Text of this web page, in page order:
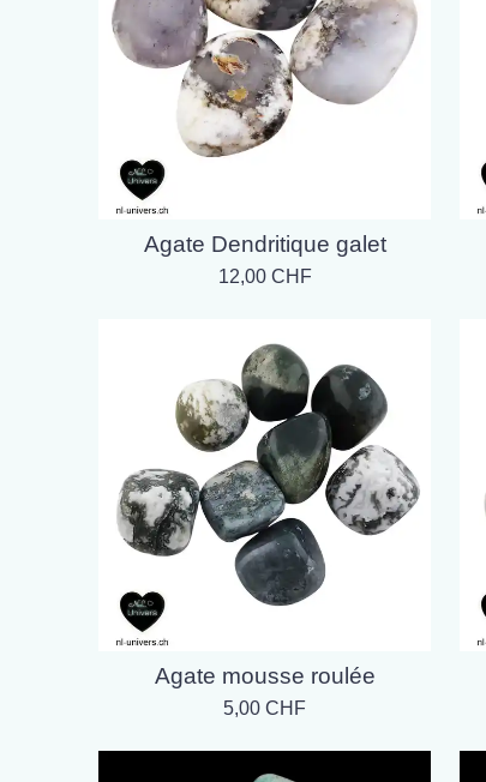
Agate Dendritique galet
12,00 CHF
Agate mousse roulée
5,00 CHF